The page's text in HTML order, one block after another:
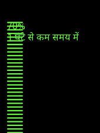
70%
1 घंटे से कम समय में